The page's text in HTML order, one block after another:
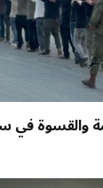
والقسوة في